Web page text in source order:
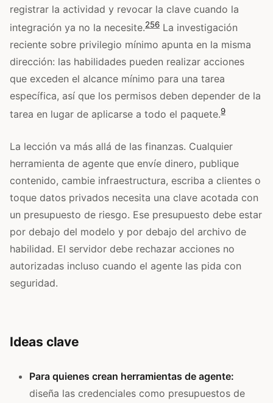
registrar la actividad y revocar la clave cuando la
integración ya no la necesite.256 La investigación
reciente sobre privilegio mínimo apunta en la misma
dirección: las habilidades pueden realizar acciones
que exceden el alcance mínimo para una tarea
específica, así que los permisos deben depender de la
tarea en lugar de aplicarse a todo el paquete.9
La lección va más allá de las finanzas. Cualquier
herramienta de agente que envíe dinero, publique
contenido, cambie infraestructura, escriba a clientes o
toque datos privados necesita una clave acotada con
un presupuesto de riesgo. Ese presupuesto debe estar
por debajo del modelo y por debajo del archivo de
habilidad. El servidor debe rechazar acciones no
autorizadas incluso cuando el agente las pida con
seguridad.
Ideas clave
Para quienes crean herramientas de agente:
diseña las credenciales como presupuestos de